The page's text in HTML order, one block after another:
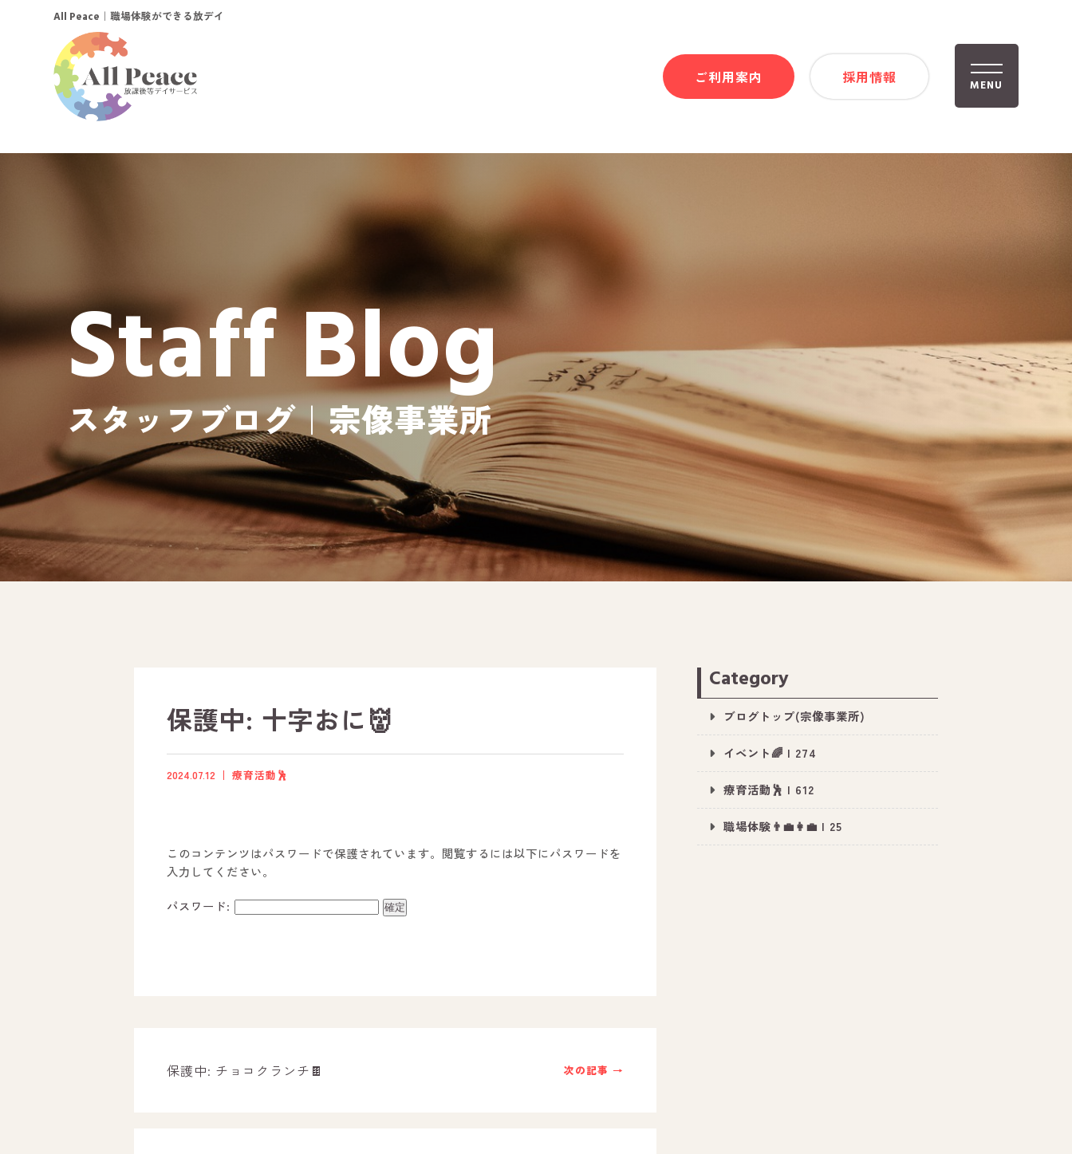
MENU
活動内容
All Peace ｜職場体験ができる放デイ
ご利用案内 採用情報
Staff Blog
スタッフブログ｜宗像事業所
保護中: 十字おに👹
2024.07.12 療育活動🕺
このコンテンツはパスワードで保護されています。閲覧するには以下にパスワードを
入力してください。
パスワード:
次の記事 →
保護中: チョコクランチ🍫
Category
ブログトップ(宗像事業所)
イベント🌈 | 274
療育活動🕺 | 612
職場体験👨‍💼👩‍💼 | 25